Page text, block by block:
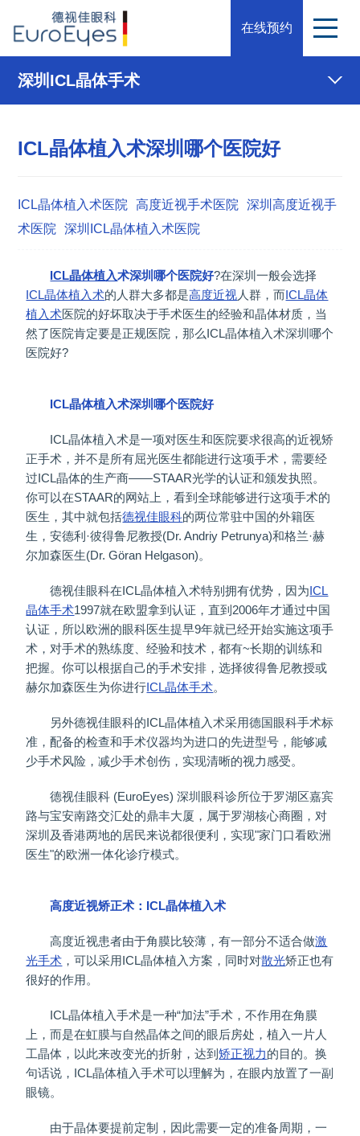
在线预约
深圳ICL晶体手术
ICL晶体植入术深圳哪个医院好
ICL晶体植入术医院 高度近视手术医院
深圳高度近视手
术医院
深圳ICL晶体植入术医院
ICL晶体植入术深圳哪个医院好?在深圳一般会选择
ICL晶体植入术的人群大多都是高度近视人群，而ICL晶体
植入术医院的好坏取决于手术医生的经验和晶体材质，当
然了医院肯定要是正规医院，那么ICL晶体植入术深圳哪个
医院好?
ICL晶体植入术深圳哪个医院好
ICL晶体植入术是一项对医生和医院要求很高的近视矫
正手术，并不是所有屈光医生都能进行这项手术，需要经
过ICL晶体的生产商——STAAR光学的认证和颁发执照。
你可以在STAAR的网站上，看到全球能够进行这项手术的
医生，其中就包括德视佳眼科的两位常驻中国的外籍医
生，安德利·彼得鲁尼教授(Dr. Andriy Petrunya)和格兰·赫
尔加森医生(Dr. Göran Helgason)。
德视佳眼科在ICL晶体植入术特别拥有优势，因为ICL
晶体手术1997就在欧盟拿到认证，直到2006年才通过中国
认证，所以欧洲的眼科医生提早9年就已经开始实施这项手
术，对手术的熟练度、经验和技术，都有~长期的训练和
把握。你可以根据自己的手术安排，选择彼得鲁尼教授或
赫尔加森医生为你进行ICL晶体手术。
另外德视佳眼科的ICL晶体植入术采用德国眼科手术标
准，配备的检查和手术仪器均为进口的先进型号，能够减
少手术风险，减少手术创伤，实现清晰的视力感受。
德视佳眼科 (EuroEyes) 深圳眼科诊所位于罗湖区嘉宾
路与宝安南路交汇处的鼎丰大厦，属于罗湖核心商圈，对
深圳及香港两地的居民来说都很便利，实现"家门口看欧洲
医生"的欧洲一体化诊疗模式。
高度近视矫正术：ICL晶体植入术
高度近视患者由于角膜比较薄，有一部分不适合做激
光手术 ，可以采用ICL晶体植入方案，同时对散光矫正也有
很好的作用。
ICL晶体植入手术是一种“加法”手术，不作用在角膜
上，而是在虹膜与自然晶体之间的眼后房处，植入一片人
工晶体，以此来改变光的折射，达到矫正视力的目的。换
句话说，ICL晶体植入手术可以理解为，在眼内放置了一副
眼镜。
由于晶体要提前定制，因此需要一定的准备周期，一